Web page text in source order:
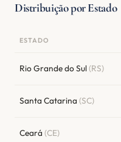
Distribuição por Estado
ESTADO
Rio Grande do Sul(RS)
Santa Catarina (SC)
Ceará (CE)